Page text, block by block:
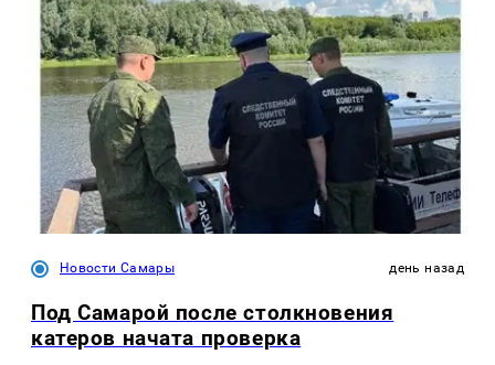
Новости Самары день назад
Под Самарой после столкновения
катеров начата проверка